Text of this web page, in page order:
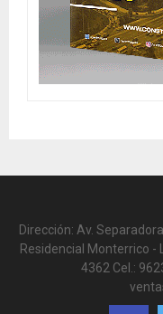
Dirección: Av.
Residencial Monterrico -
4362 Cel.: